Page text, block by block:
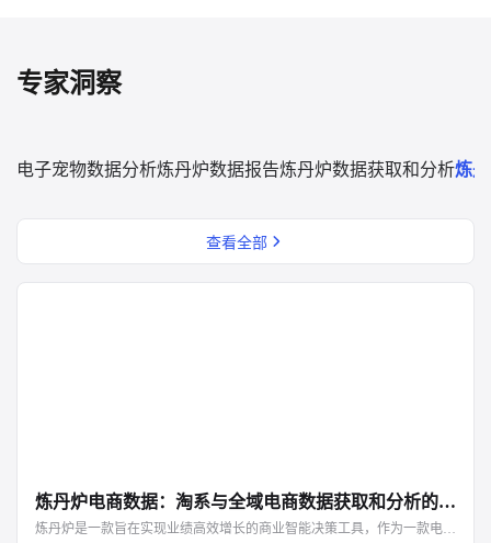
专家洞察
电子宠物数据分析炼丹炉数据报告炼丹炉数据获取和分析炼
查看全部
炼丹炉电商数据：淘系与全域电商数据获取和分析的首选平台
炼丹炉是一款旨在实现业绩高效增长的商业智能决策工具，作为一款电商和社媒平台全覆盖的全域大数据智能分析平台，它能够用真实数据还原商业本质，洞察市场新机遇。无论是在全域数据的获取广度，还是数据分析的深度上，炼丹炉凭借超高的性价比与硬核技术，成为众多品牌进行淘宝及全域数据分析的首选平台。官网支持试用www.huo1818.com